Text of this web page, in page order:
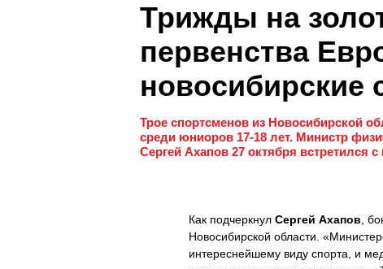
Трижды на
первенства
новосибирские
Трое спортсменов из Новосибирской
среди юниоров 17-18 лет. Министр
Сергей Ахапов 27 октября встретился
Как подчеркнул Сергей Ахапов ,
Новосибирской области.
интереснейшему виду спорта, и